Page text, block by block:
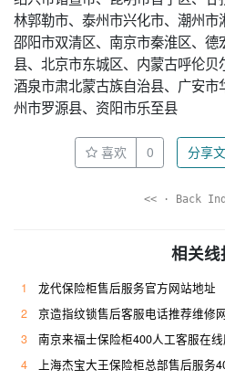
林郭勒市、泰州市兴化市、潮州
邵阳市双清区、南京市秦淮区、
县、北京市东城区、内蒙古呼伦贝
酒泉市肃北蒙古族自治县、广安
州市罗源县、资阳市乐至县
喜欢 0 分享
<< · Back
相关线
1
龙代保险柜售后服务官方网站地址
2
京造指纹锁售后客服电话推荐维修
3
南京来福士保险柜400人工客服在
4
上海杰宝大王保险柜总部售后服务400